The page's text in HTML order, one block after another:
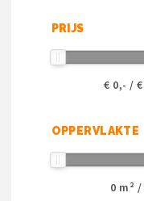
PRIJS
€ 0,- / €
OPPERVLAKTE
0 m² /